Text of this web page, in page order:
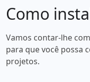
Como
Vamos contar-lhe
para que você possa
projetos.